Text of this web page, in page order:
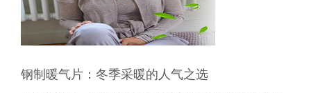
钢制暖气片：冬季采暖的人气之选